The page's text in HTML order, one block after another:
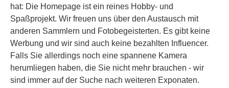
hat: Die Homepage ist ein reines Hobby- und
Spaßprojekt. Wir freuen uns über den Austausch mit
anderen Sammlern und Fotobegeisterten. Es gibt keine
Werbung und wir sind auch keine bezahlten Influencer.
Falls Sie allerdings noch eine spannene Kamera
herumliegen haben, die Sie nicht mehr brauchen - wir
sind immer auf der Suche nach weiteren Exponaten.